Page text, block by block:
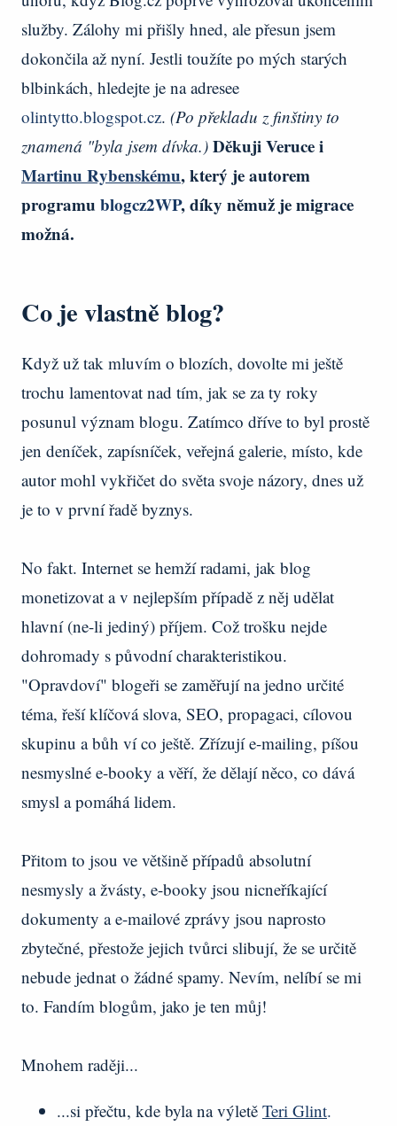
služby. Zálohy mi přišly hned, ale přesun jsem
dokončila až nyní. Jestli toužíte po mých starých
blbinkách, hledejte je na adresee
olintytto.blogspot.cz. (Po překladu z finštiny to
znamená "byla jsem dívka.) Děkuji Veruce i
Martinu Rybenskému, který je autorem
programu blogcz2WP, díky němuž je migrace
možná.
Co je vlastně blog?
Když už tak mluvím o blozích, dovolte mi ještě
trochu lamentovat nad tím, jak se za ty roky
posunul význam blogu. Zatímco dříve to byl prostě
jen deníček, zapísníček, veřejná galerie, místo, kde
autor mohl vykřičet do světa svoje názory, dnes už
je to v první řadě byznys.
No fakt. Internet se hemží radami, jak blog
monetizovat a v nejlepším případě z něj udělat
hlavní (ne-li jediný) příjem. Což trošku nejde
dohromady s původní charakteristikou.
"Opravdoví" blogeři se zaměřují na jedno určité
téma, řeší klíčová slova, SEO, propagaci, cílovou
skupinu a bůh ví co ještě. Zřízují e-mailing, píšou
nesmyslné e-booky a věří, že dělají něco, co dává
smysl a pomáhá lidem.
Přitom to jsou ve většině případů absolutní
nesmysly a žvásty, e-booky jsou nicneříkající
dokumenty a e-mailové zprávy jsou naprosto
zbytečné, přestože jejich tvůrci slibují, že se určitě
nebude jednat o žádné spamy. Nevím, nelíbí se mi
to. Fandím blogům, jako je ten můj!
Mnohem raději...
...si přečtu, kde byla na výletě Teri Glint.